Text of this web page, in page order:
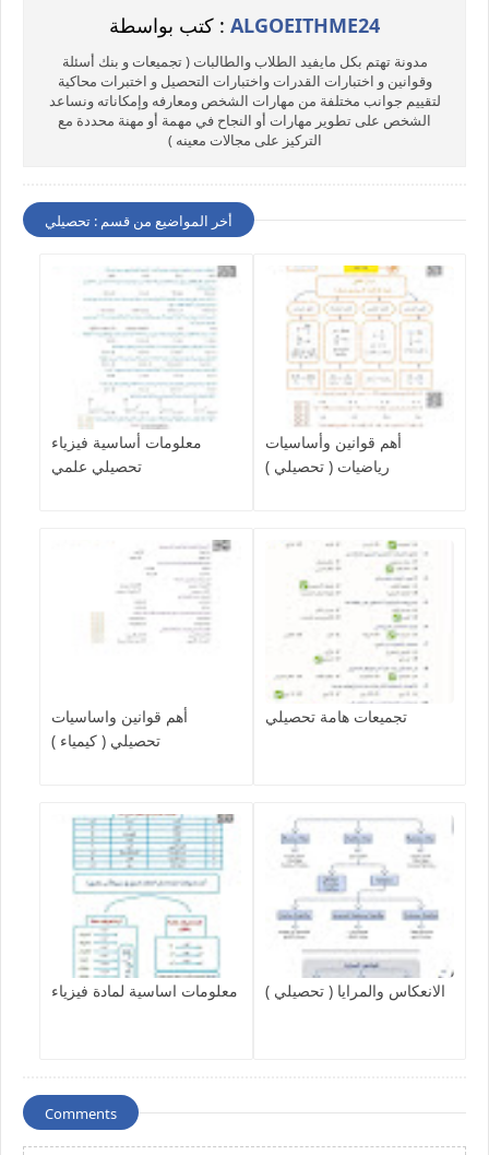
كتب بواسطة : ALGOEITHME24
مدونة تهتم بكل مايفيد الطلاب والطالبات ( تجميعات و بنك أسئلة
وقوانين و اختبارات القدرات واختبارات التحصيل و اختبرات محاكية
لتقييم جوانب مختلفة من مهارات الشخص ومعارفه وإمكاناته ونساعد
الشخص على تطوير مهارات أو النجاح في مهمة أو مهنة محددة مع
التركيز على مجالات معينه )
أخر المواضيع من قسم : تحصيلي
معلومات أساسية فيزياء
تحصيلي علمي
أهم قوانين وأساسيات
رياضيات ( تحصيلي )
أهم قوانين واساسيات
تحصيلي ( كيمياء )
تجميعات هامة تحصيلي
معلومات اساسية لمادة فيزياء الانعكاس والمرايا ( تحصيلي )
Comments